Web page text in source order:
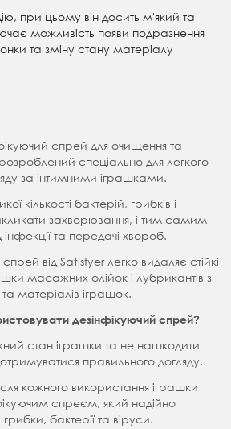
при цьому він досить м'який та
можливість появи подразнення
та зміну стану матеріалу
спрей для очищення та
спеціально для легкого
за інтимними іграшками.
кількості бактерій, грибків і
захворювання, і тим самим
та передачі хвороб.
від Satisfyer легко видаляє стійкі
масажних олійок і лубрикантів з
матеріалів іграшок.
дезінфікуючий спрей?
стан іграшки та не нашкодити
правильного догляду.
кожного використання іграшки
спреєм, який надійно
бактерії та віруси.